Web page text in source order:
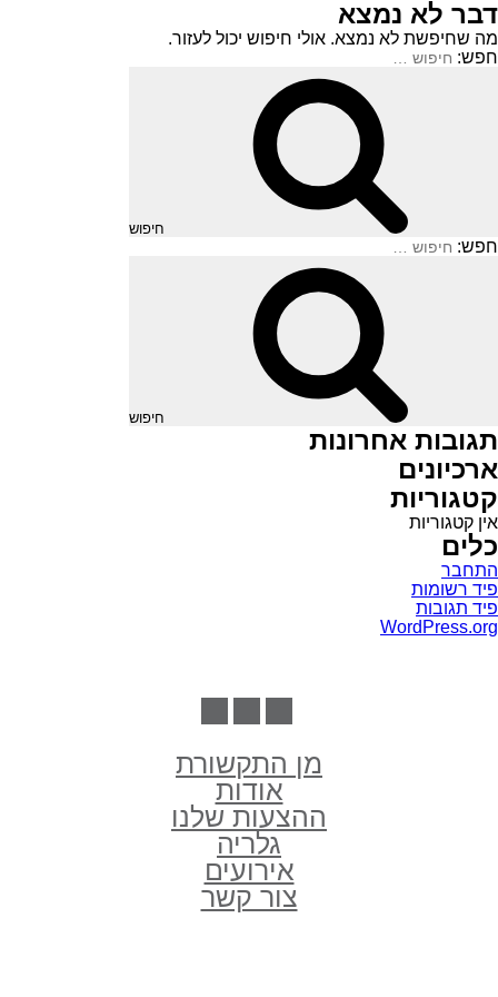
דבר לא נמצא
מה שחיפשת לא נמצא. אולי חיפוש יכול לעזור.
חפש:
חיפוש
חפש:
חיפוש
תגובות אחרונות
ארכיונים
קטגוריות
אין קטגוריות
כלים
התחבר
פיד רשומות
פיד תגובות
WordPress.org
מן התקשורת
אודות
ההצעות שלנו
גלריה
אירועים
צור קשר